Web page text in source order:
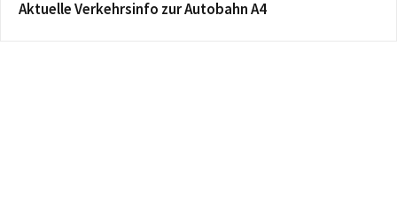
Aktuelle Verkehrsinfo zur Autobahn A4